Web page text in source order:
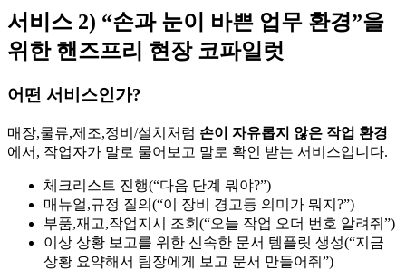
서비스 2) “손과 눈이 바쁜 업무 환경”을
위한 핸즈프리 현장 코파일럿
어떤 서비스인가?
매장,물류,제조,정비/설치처럼 손이 자유롭지 않은 작업 환경
에서, 작업자가 말로 물어보고 말로 확인 받는 서비스입니다.
체크리스트 진행(“다음 단계 뭐야?”)
매뉴얼,규정 질의(“이 장비 경고등 의미가 뭐지?”)
부품,재고,작업지시 조회(“오늘 작업 오더 번호 알려줘”)
이상 상황 보고를 위한 신속한 문서 템플릿 생성(“지금
상황 요약해서 팀장에게 보고 문서 만들어줘”)